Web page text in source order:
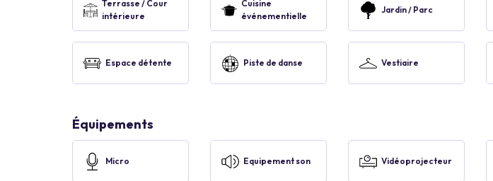
Terrasse / Cour
intérieure
Cuisine
événementielle
Jardin / Parc
Espace détente Piste de danse Vestiaire
Équipements
Micro Equipement son Vidéoprojecteur